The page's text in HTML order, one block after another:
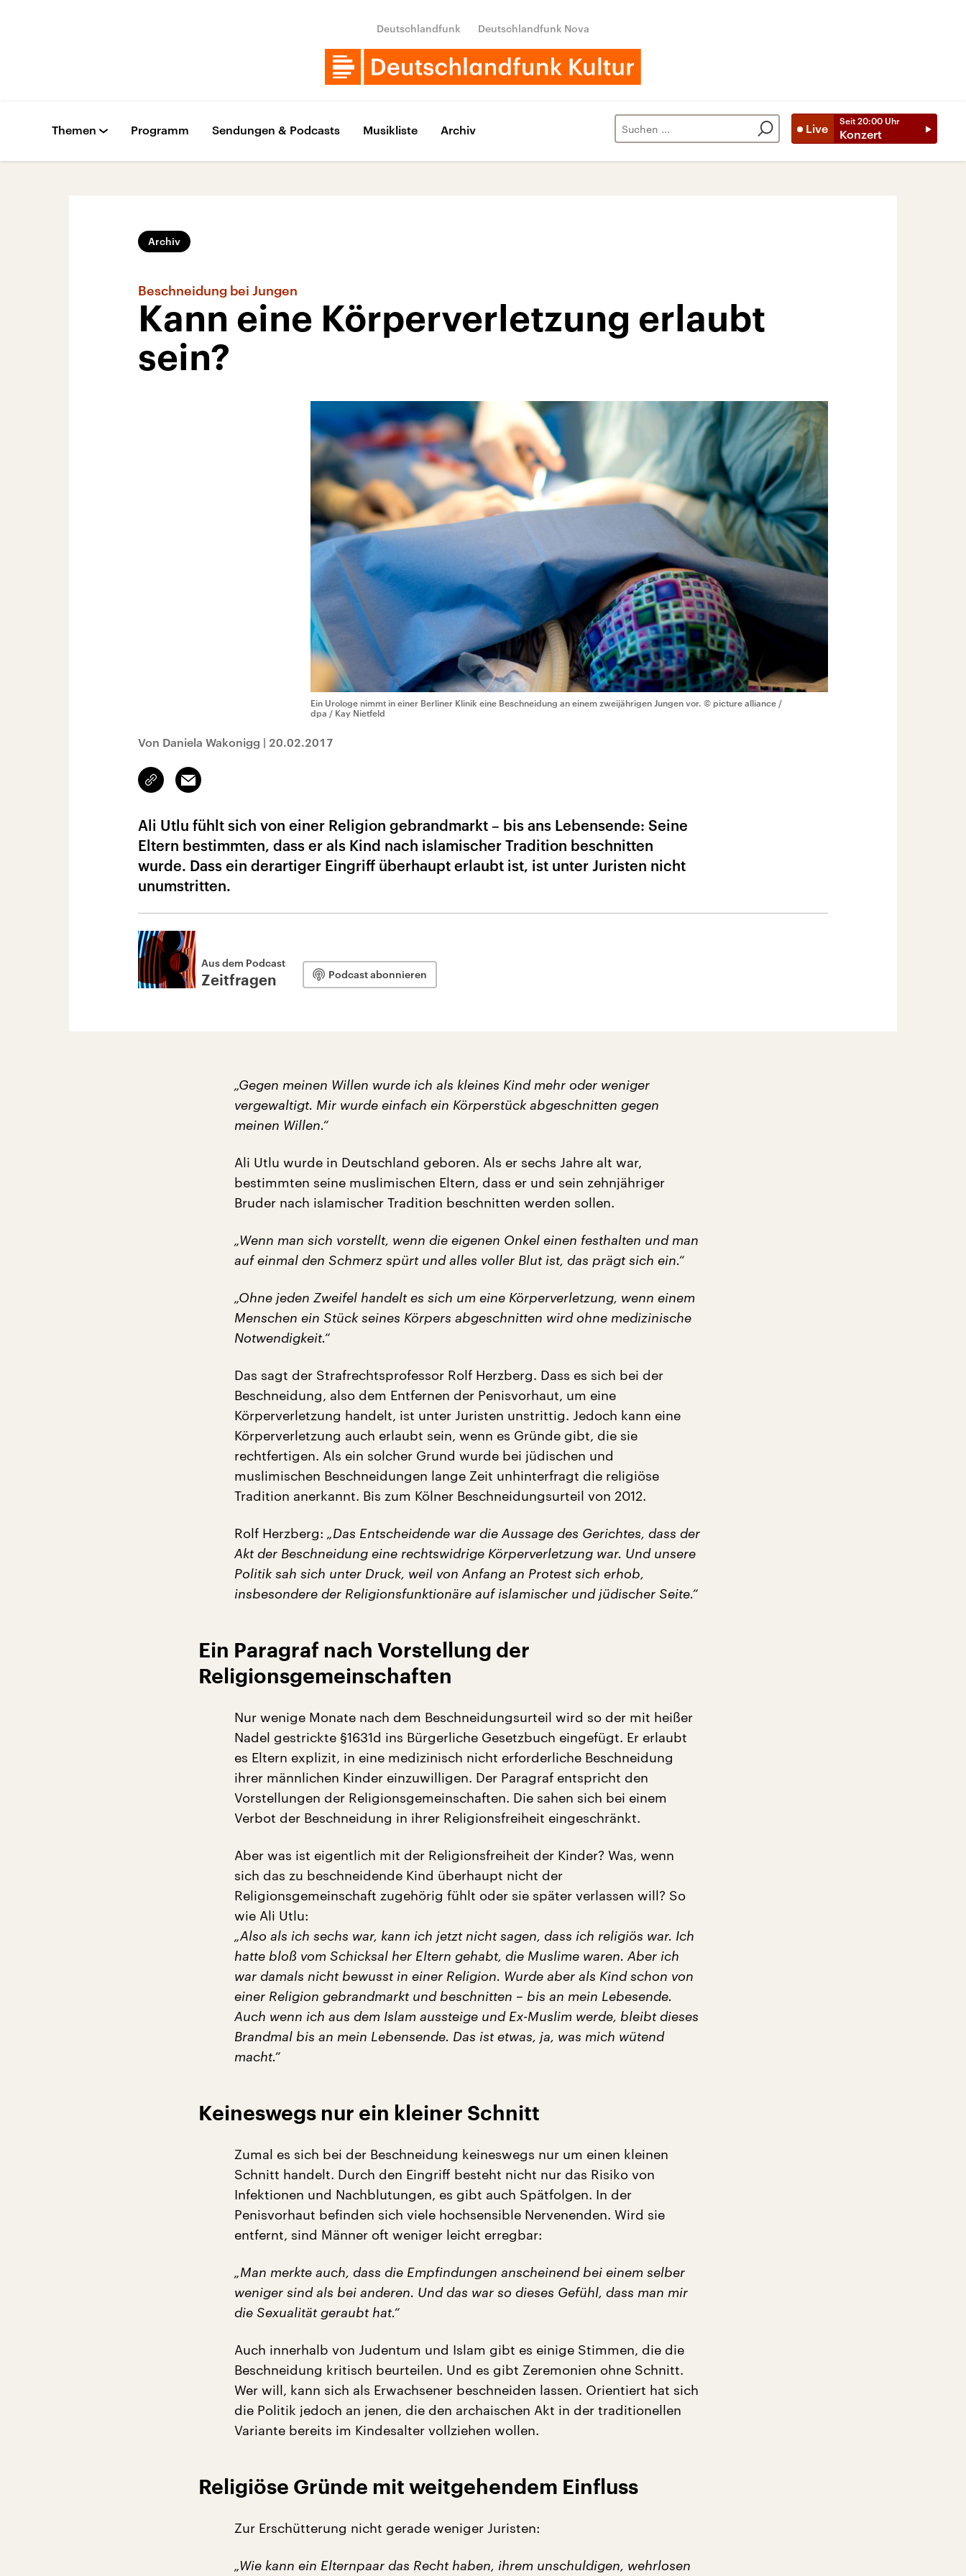
Deutschlandfunk Deutschlandfunk Nova
Live
Seit 20:00 Uhr
Konzert
Themen Programm Sendungen & Podcasts Musikliste Archiv
Archiv
Beschneidung bei Jungen
Kann eine Körperverletzung erlaubt
sein?
Ein Urologe nimmt in einer Berliner Klinik eine Beschneidung an einem zweijährigen Jungen vor. © picture alliance /
dpa / Kay Nietfeld
Von Daniela Wakonigg | 20.02.2017
Link
kopieren/teilen
Email
Ali Utlu fühlt sich von einer Religion gebrandmarkt – bis ans Lebensende: Seine
Eltern bestimmten, dass er als Kind nach islamischer Tradition beschnitten
wurde. Dass ein derartiger Eingriff überhaupt erlaubt ist, ist unter Juristen nicht
unumstritten.
Aus dem Podcast
Zeitfragen Podcast abonnieren
„Gegen meinen Willen wurde ich als kleines Kind mehr oder weniger
vergewaltigt. Mir wurde einfach ein Körperstück abgeschnitten gegen
meinen Willen.“
Ali Utlu wurde in Deutschland geboren. Als er sechs Jahre alt war,
bestimmten seine muslimischen Eltern, dass er und sein zehnjähriger
Bruder nach islamischer Tradition beschnitten werden sollen.
„Wenn man sich vorstellt, wenn die eigenen Onkel einen festhalten und man
auf einmal den Schmerz spürt und alles voller Blut ist, das prägt sich ein.“
„Ohne jeden Zweifel handelt es sich um eine Körperverletzung, wenn einem
Menschen ein Stück seines Körpers abgeschnitten wird ohne medizinische
Notwendigkeit.“
Das sagt der Strafrechtsprofessor Rolf Herzberg. Dass es sich bei der
Beschneidung, also dem Entfernen der Penisvorhaut, um eine
Körperverletzung handelt, ist unter Juristen unstrittig. Jedoch kann eine
Körperverletzung auch erlaubt sein, wenn es Gründe gibt, die sie
rechtfertigen. Als ein solcher Grund wurde bei jüdischen und
muslimischen Beschneidungen lange Zeit unhinterfragt die religiöse
Tradition anerkannt. Bis zum Kölner Beschneidungsurteil von 2012.
Rolf Herzberg: „Das Entscheidende war die Aussage des Gerichtes, dass der
Akt der Beschneidung eine rechtswidrige Körperverletzung war. Und unsere
Politik sah sich unter Druck, weil von Anfang an Protest sich erhob,
insbesondere der Religionsfunktionäre auf islamischer und jüdischer Seite.“
Ein Paragraf nach Vorstellung der
Religionsgemeinschaften
Nur wenige Monate nach dem Beschneidungsurteil wird so der mit heißer
Nadel gestrickte §1631d ins Bürgerliche Gesetzbuch eingefügt. Er erlaubt
es Eltern explizit, in eine medizinisch nicht erforderliche Beschneidung
ihrer männlichen Kinder einzuwilligen. Der Paragraf entspricht den
Vorstellungen der Religionsgemeinschaften. Die sahen sich bei einem
Verbot der Beschneidung in ihrer Religionsfreiheit eingeschränkt.
Aber was ist eigentlich mit der Religionsfreiheit der Kinder? Was, wenn
sich das zu beschneidende Kind überhaupt nicht der
Religionsgemeinschaft zugehörig fühlt oder sie später verlassen will? So
wie Ali Utlu:
„Also als ich sechs war, kann ich jetzt nicht sagen, dass ich religiös war. Ich
hatte bloß vom Schicksal her Eltern gehabt, die Muslime waren. Aber ich
war damals nicht bewusst in einer Religion. Wurde aber als Kind schon von
einer Religion gebrandmarkt und beschnitten – bis an mein Lebesende.
Auch wenn ich aus dem Islam aussteige und Ex-Muslim werde, bleibt dieses
Brandmal bis an mein Lebensende. Das ist etwas, ja, was mich wütend
macht.“
Keineswegs nur ein kleiner Schnitt
Zumal es sich bei der Beschneidung keineswegs nur um einen kleinen
Schnitt handelt. Durch den Eingriff besteht nicht nur das Risiko von
Infektionen und Nachblutungen, es gibt auch Spätfolgen. In der
Penisvorhaut befinden sich viele hochsensible Nervenenden. Wird sie
entfernt, sind Männer oft weniger leicht erregbar:
„Man merkte auch, dass die Empfindungen anscheinend bei einem selber
weniger sind als bei anderen. Und das war so dieses Gefühl, dass man mir
die Sexualität geraubt hat.“
Auch innerhalb von Judentum und Islam gibt es einige Stimmen, die die
Beschneidung kritisch beurteilen. Und es gibt Zeremonien ohne Schnitt.
Wer will, kann sich als Erwachsener beschneiden lassen. Orientiert hat sich
die Politik jedoch an jenen, die den archaischen Akt in der traditionellen
Variante bereits im Kindesalter vollziehen wollen.
Religiöse Gründe mit weitgehendem Einfluss
Zur Erschütterung nicht gerade weniger Juristen:
„Wie kann ein Elternpaar das Recht haben, ihrem unschuldigen, wehrlosen